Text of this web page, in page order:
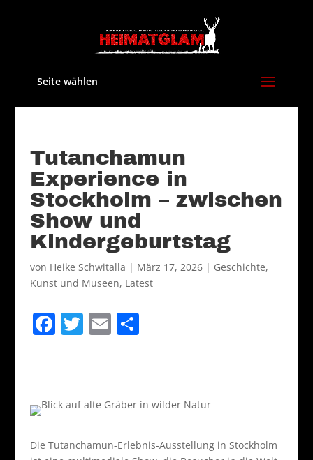
Seite wählen
Tutanchamun
Experience in
Stockholm – zwischen
Show und
Kindergeburtstag
von Heike Schwitalla | März 17, 2026| Geschichte,
Kunst und Museen, Latest
F
b
o
T E T
Die Tutanchamun-Erlebnis-Ausstellung in Stockholm